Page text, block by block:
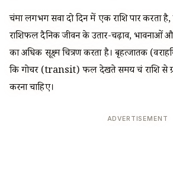
चंद्रमा लगभग सवा दो दिन में एक राशि पार करता
राशिफल दैनिक जीवन के उतार-चढ़ाव, भावनाओं
का अधिक सूक्ष्म चित्रण करता है। बृहत्जातक
कि गोचर (transit) फल देखते समय चंद्र राशि से
करना चाहिए।
ADVERTISEMENT